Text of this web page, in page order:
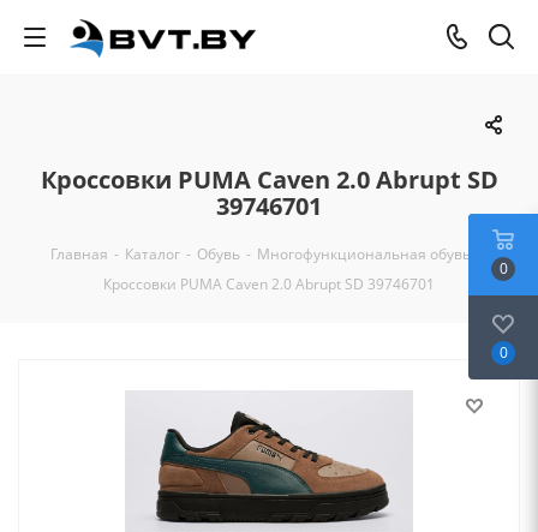
Кроссовки PUMA Caven 2.0 Abrupt SD
39746701
Главная - Каталог - Обувь - Многофункциональная обувь
Кроссовки PUMA Caven 2.0 Abrupt SD 39746701
0
0